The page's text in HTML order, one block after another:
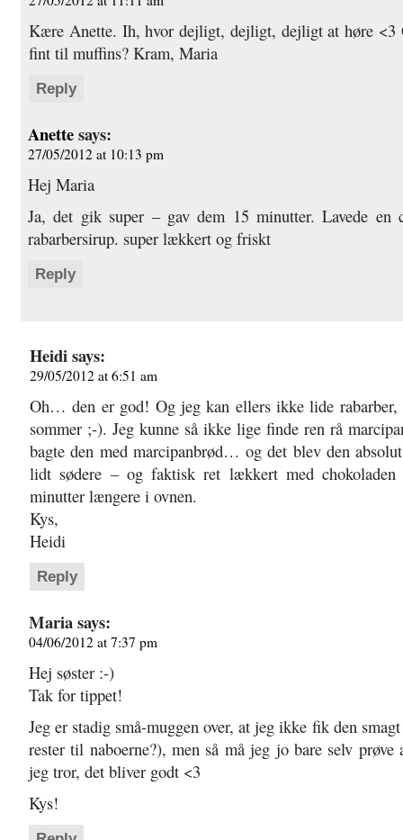
Kære Anette. Ih, hvor dejligt, dejligt, dejligt at høre <3
fint til muffins? Kram, Maria
Reply
Anettesays:
27/05/2012 at 10:13 pm
Hej Maria
Ja, det gik super – gav dem 15 minutter. Lavede en
rabarbersirup. super lækkert og friskt
Reply
Heidisays:
29/05/2012 at 6:51 am
Oh… den er god! Og jeg kan ellers ikke lide rabarber,
sommer ;-). Jeg kunne så ikke lige finde ren rå
bagte den med marcipanbrød… og det blev den
lidt sødere – og faktisk ret lækkert med
minutter længere i ovnen.
Kys,
Heidi
Reply
Mariasays:
04/06/2012 at 7:37 pm
Hej søster :-)
Tak for tippet!
Jeg er stadig små-muggen over, at jeg ikke fik den
rester til naboerne?), men så må jeg jo bare selv
jeg tror, det bliver godt <3
Kys!